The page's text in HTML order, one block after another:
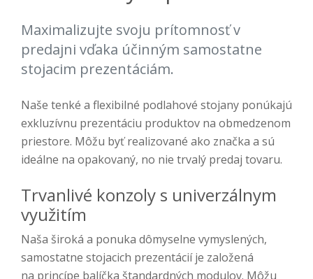
Maximalizujte svoju prítomnosť v
predajni vďaka účinným samostatne
stojacim prezentáciám.
Naše tenké a flexibilné podlahové stojany ponúkajú
exkluzívnu prezentáciu produktov na obmedzenom
priestore. Môžu byť realizované ako značka a sú
ideálne na opakovaný, no nie trvalý predaj tovaru.
Trvanlivé konzoly s univerzálnym
využitím
Naša široká a ponuka dômyselne vymyslených,
samostatne stojacich prezentácií je založená
na princípe balíčka štandardných modulov. Môžu